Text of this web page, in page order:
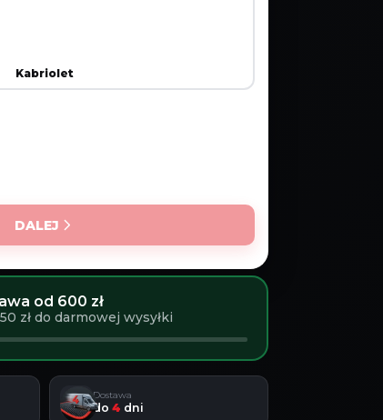
Kabriolet
DALEJ
od 600 zł
zł do darmowej wysyłki
Dostawa
do4 dni